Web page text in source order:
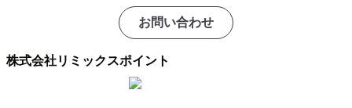
お問い合わせ
株式会社リミックスポイント